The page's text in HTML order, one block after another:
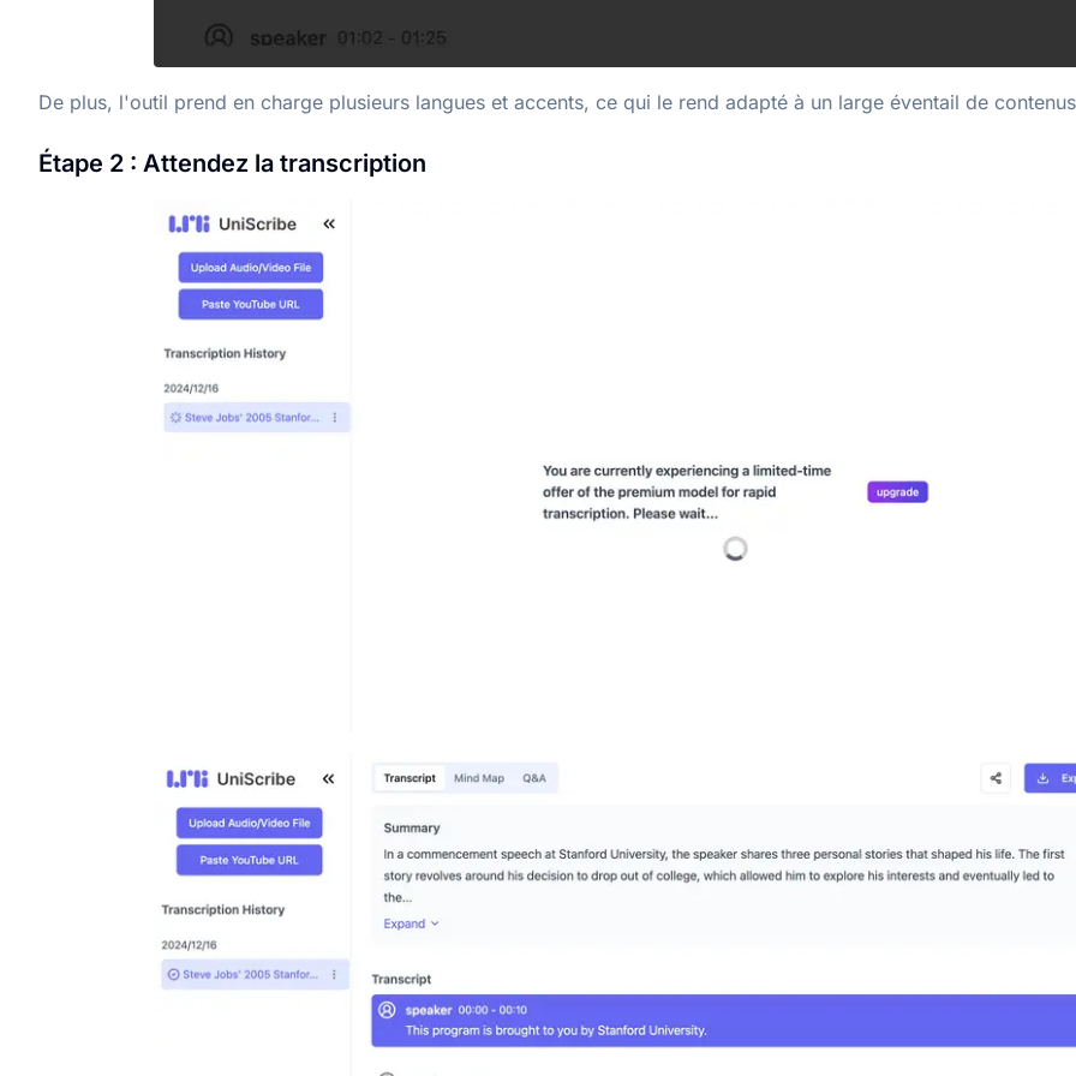
De plus, l'outil prend en charge plusieurs langues et accents, ce qui le rend adapté à un large éventail de
Étape 2 : Attendez la transcription